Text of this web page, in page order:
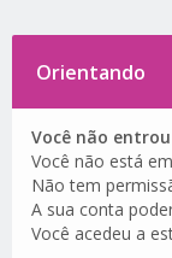
Orientando
Você não
Você não está
Não tem
A sua conta
Você acedeu a